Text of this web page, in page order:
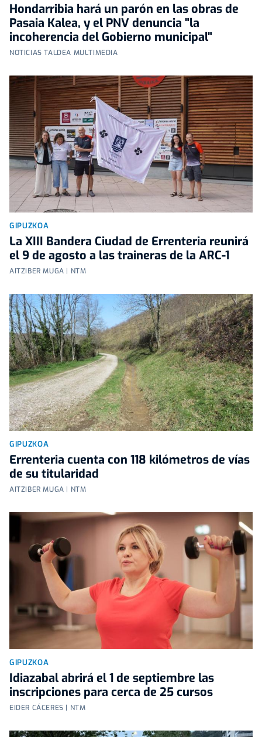
Hondarribia hará un parón en las obras de
Pasaia Kalea, y el PNV denuncia "la
incoherencia del Gobierno municipal"
NOTICIAS TALDEA MULTIMEDIA
GIPUZKOA
La XIII Bandera Ciudad de Errenteria reunirá
el 9 de agosto a las traineras de la ARC-1
AITZIBER MUGA | NTM
GIPUZKOA
Errenteria cuenta con 118 kilómetros de vías
de su titularidad
AITZIBER MUGA | NTM
GIPUZKOA
Idiazabal abrirá el 1 de septiembre las
inscripciones para cerca de 25 cursos
EIDER CÁCERES | NTM